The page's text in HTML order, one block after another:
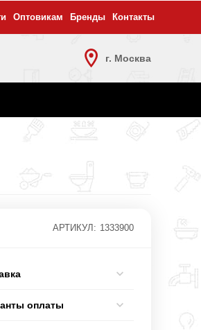
Оптовикам Бренды Контакты
г. Москва
АРТИКУЛ: 1333900
оплаты